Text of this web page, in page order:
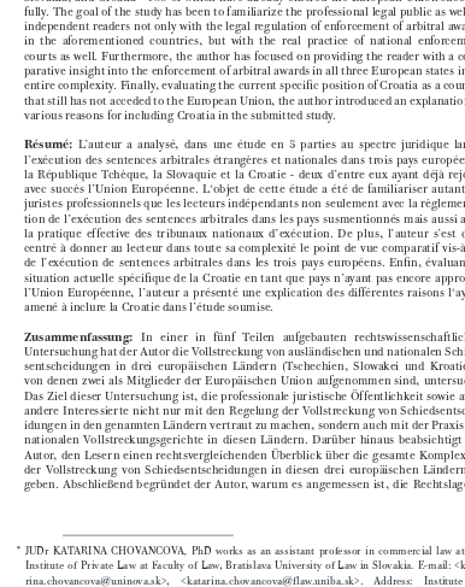






 
foreign  and  domestic  arbitral  awards  in  three  European  countries  –  the  Czech  Republic,
Slovakia,  and  Croatia  –  two  of  which  have  already  entered  the  European  Union  success-
fully.  The  goal  of  the  study  has  been  to  familiarize  the  professional  legal  public  as  well  as
independent  readers  not  only  with  the  legal  regulation  of  enforcement  of  arbitral  awards
in  the  aforementioned  countries,  but  with  the  real  practice  of  national  enforcement
courts  as  well.  Furthermore,  the  author  has  focused  on  providing  the  reader  with  a  com-
parative insight into the enforcement of arbitral awards in all three European states in its
entire complexity. Finally, evaluating the current specifi
  c position of Croatia as a country
that still has not acceded to the European Union, the author introduced an explanation of
Résumé: L’auteur  a  analysé,  dans  une  étude  en  5  parties  au  spectre  juridique  large,
l’exécution  des  sentences  arbitrales  étrangères  et  nationales  dans  trois  pays  européens  -
la  République  Tchèque,  la  Slovaquie  et  la  Croatie  -  deux  d’entre  eux  ayant  déjà  rejoint
avec  succès  l’Union  Européenne.  L‘objet  de  cette  étude  a  été  de  familiariser  autant  les
juristes  professionnels  que  les  lecteurs  indépendants  non  seulement  avec  la  règlementa-
tion  de  l’exécution  des  sentences  arbitrales  dans  les  pays  susmentionnés  mais  aussi  avec
la  pratique  effective  des  tribunaux  nationaux  d’exécution.  De  plus,  l’auteur  s’est  con-
centré  à  donner  au  lecteur  dans  toute  sa  complexité  le  point  de  vue  comparatif  vis-à-vis
de  l’exécution  de  sentences  arbitrales  dans  les  trois  pays  européens.  Enfi
  n,  évaluant  la
situation  actuelle  spécifi
  que  de  la  Croatie  en  tant  que  pays  n’ayant  pas  encore  approché
l’Union  Européenne,  l’auteur  a  présenté  une  explication  des  différentes  raisons  l‘ayant
amené à inclure la Croatie dans l’étude soumise.
Untersuchung hat der Autor die Vollstreckung von ausländischen und nationalen Schied-
sentscheidungen  in  drei  europäischen  Ländern  (Tschechien,  Slowakei  und  Kroatien),
von  denen  zwei  als  Mitglieder  der  Europäischen  Union  aufgenommen  sind,  untersucht.
Das  Ziel  dieser  Untersuchung  ist,  die  professionale  juristische  Öffentlichkeit  sowie  auch
andere  Interessierte  nicht  nur  mit  den  Regelung  der  Vollstreckung  von  Schiedsentsche-
idungen in den genannten Ländern vertraut zu machen, sondern auch mit der Praxis der
nationalen  Vollstreckungsgerichte  in  diesen  Ländern.  Darüber  hinaus  beabsichtigt  der
Autor,  den  Lesern  einen  rechtsvergleichenden  Überblick  über  die  gesamte  Komplexität
der  Vollstreckung  von  Schiedsentscheidungen  in  diesen  drei  europäischen  Ländern  zu
geben.  Abschließend  begründet  der  Autor,  warum  es  angemessen  ist,  die  Rechtslage  in
Institute  of  Private  Law  at  Faculty  of  Law,  Bratislava  University  of  Law  in  Slovakia.  E-mail:  <kata-
rina.chovancova@uninova.sk>,     <katarina.chovancova@f law.uniba.sk>.     Address:     Institute     of
  Private  Law,  Faculty  of  Law,  Bratislava  Univer
sity  of  Law,  Tomasikova  20,  821  02  Bratislava,  Slova-
kia.  Telephone number : +421 905 65 55 51.